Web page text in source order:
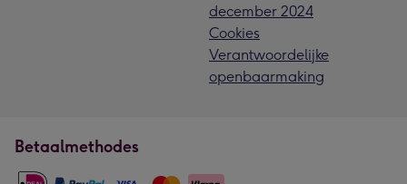
december 2024
Cookies
Verantwoordelijke
openbaarmaking
Betaalmethodes